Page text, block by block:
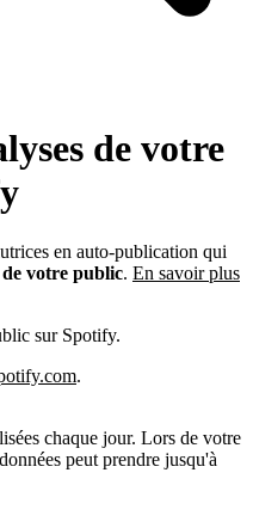
de votre
en auto-publication qui
de votre public. En savoir plus
sur Spotify.
.
chaque jour. Lors de votre
peut prendre jusqu'à